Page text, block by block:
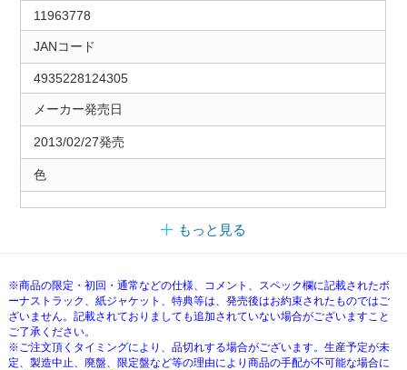
11963778
JANコード
4935228124305
メーカー発売日
2013/02/27発売
色
もっと見る
※商品の限定・初回・通常などの仕様、コメント、スペック欄に記載されたボ
ーナストラック、紙ジャケット、特典等は、発売後はお約束されたものではご
ざいません。記載されておりましても追加されていない場合がございますこと
ご了承ください。
※ご注文頂くタイミングにより、品切れする場合がございます。生産予定が未
定、製造中止、廃盤、限定盤など等の理由により商品の手配が不可能な場合に